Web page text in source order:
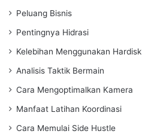
Peluang Bisnis
Pentingnya Hidrasi
Kelebihan Menggunakan Hardisk
Analisis Taktik Bermain
Cara Mengoptimalkan Kamera
Manfaat Latihan Koordinasi
Cara Memulai Side Hustle